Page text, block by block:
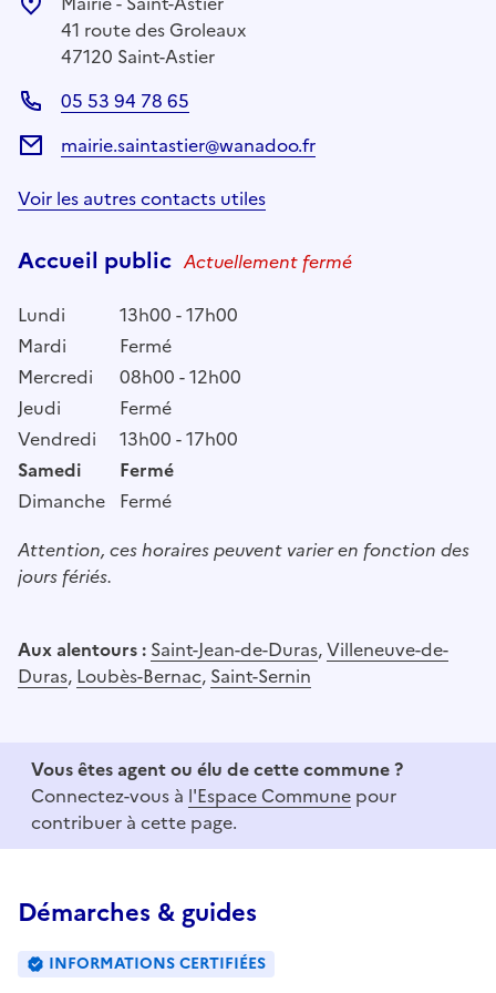
41 route des Groleaux
47120 Saint-Astier
05 53 94 78 65
mairie.saintastier@wanadoo.fr
Voir les autres contacts utiles
Accueil public Actuellement fermé
Lundi
13h00 - 17h00
Mardi
Fermé
Mercredi
08h00 - 12h00
Jeudi
Fermé
Vendredi
13h00 - 17h00
Samedi
Fermé
Dimanche Fermé
Attention, ces horaires peuvent varier en fonction des
jours fériés.
Aux alentours : Saint-Jean-de-Duras,Villeneuve-de-
Duras, Loubès-Bernac, Saint-Sernin
Vous êtes agent ou élu de cette commune ?
Connectez-vous à l'Espace Commune pour
contribuer à cette page.
Démarches & guides
INFORMATIONS CERTIFIÉES